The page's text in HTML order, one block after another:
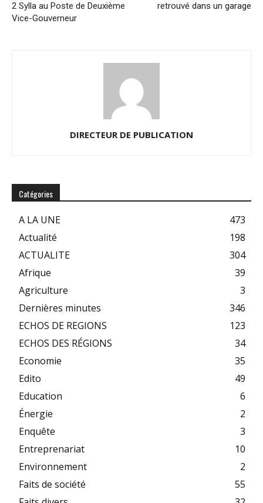
2 Sylla au Poste de Deuxième
Vice-Gouverneur
retrouvé dans un garage
DIRECTEUR DE PUBLICATION
Catégories
A LA UNE
473
Actualité
198
ACTUALITE
304
Afrique
39
Agriculture
3
Dernières minutes
346
ECHOS DE REGIONS
123
ECHOS DES RÉGIONS
34
Economie
35
Edito
49
Education
6
Énergie
2
Enquête
3
Entreprenariat
10
Environnement
2
Faits de société
55